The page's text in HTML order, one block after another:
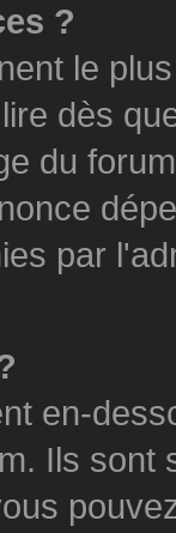
?
le
dès
du
par
en-
Ils